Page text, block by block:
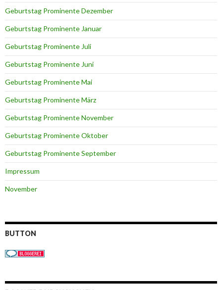
Geburtstag Prominente Dezember
Geburtstag Prominente Januar
Geburtstag Prominente Juli
Geburtstag Prominente Juni
Geburtstag Prominente Mai
Geburtstag Prominente März
Geburtstag Prominente November
Geburtstag Prominente Oktober
Geburtstag Prominente September
Impressum
November
BUTTON